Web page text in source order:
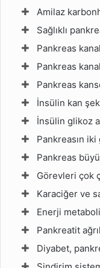
Amilaz
Sağlıklı
Pankreas
Pankreas
Pankreas
İnsülin kan
İnsülin glikoz
Pankreasın iki
Pankreas
Görevleri çok
Karaciğer ve
Enerji
Pankreatit
Diyabet,